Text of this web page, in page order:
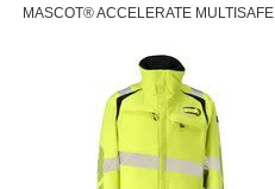
MASCOT® ACCELERATE MULTISAFE